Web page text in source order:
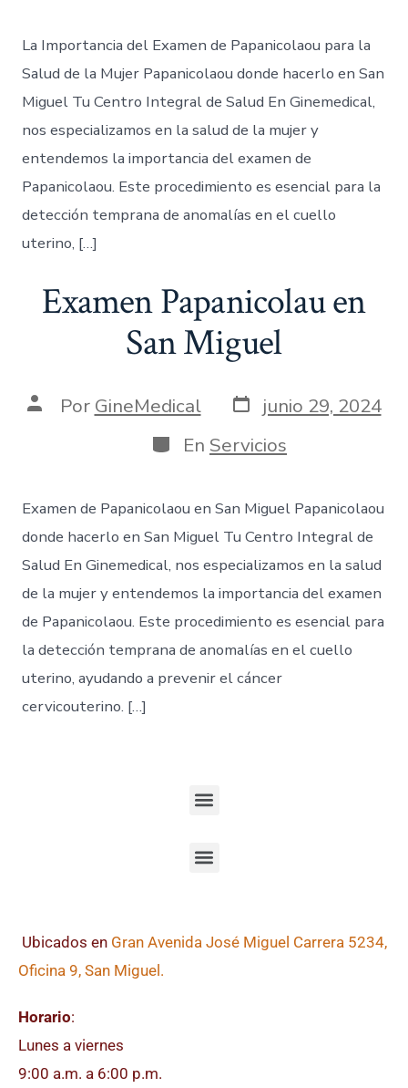
La Importancia del Examen de Papanicolaou para la
Salud de la Mujer Papanicolaou donde hacerlo en San
Miguel Tu Centro Integral de Salud En Ginemedical,
nos especializamos en la salud de la mujer y
entendemos la importancia del examen de
Papanicolaou. Este procedimiento es esencial para la
detección temprana de anomalías en el cuello
uterino, […]
Examen Papanicolau en
San Miguel
Por GineMedical
junio 29, 2024
En Servicios
Examen de Papanicolaou en San Miguel Papanicolaou
donde hacerlo en San Miguel Tu Centro Integral de
Salud En Ginemedical, nos especializamos en la salud
de la mujer y entendemos la importancia del examen
de Papanicolaou. Este procedimiento es esencial para
la detección temprana de anomalías en el cuello
uterino, ayudando a prevenir el cáncer
cervicouterino. […]
Ubicados en Gran Avenida José Miguel Carrera 5234,
Oficina 9, San Miguel.
Horario:
Lunes a viernes
9:00 a.m. a 6:00 p.m.